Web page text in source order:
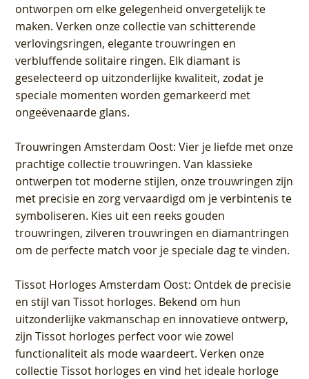
ontworpen om elke gelegenheid onvergetelijk te
maken. Verken onze collectie van schitterende
verlovingsringen, elegante trouwringen en
verbluffende solitaire ringen. Elk diamant is
geselecteerd op uitzonderlijke kwaliteit, zodat je
speciale momenten worden gemarkeerd met
ongeëvenaarde glans.
Trouwringen Amsterdam Oost: Vier je liefde met onze
prachtige collectie trouwringen. Van klassieke
ontwerpen tot moderne stijlen, onze trouwringen zijn
met precisie en zorg vervaardigd om je verbintenis te
symboliseren. Kies uit een reeks gouden
trouwringen, zilveren trouwringen en diamantringen
om de perfecte match voor je speciale dag te vinden.
Tissot Horloges Amsterdam Oost: Ontdek de precisie
en stijl van Tissot horloges. Bekend om hun
uitzonderlijke vakmanschap en innovatieve ontwerp,
zijn Tissot horloges perfect voor wie zowel
functionaliteit als mode waardeert. Verken onze
collectie Tissot horloges en vind het ideale horloge